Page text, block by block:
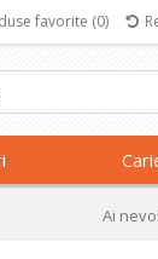
favorite (0)
Ai